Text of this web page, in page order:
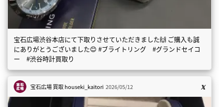
宝石広場渋谷本店にて下取りさせていただきました🙌 ご購入も誠
にありがとうございました😊 #ブライトリング #グランドセイコ
ー #渋谷時計買取り
宝石広場 買取houseki_kaitori 2026/05/12